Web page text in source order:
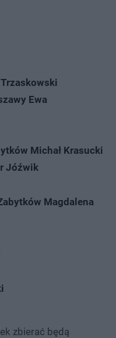
Ewa
Michał Krasucki
Jóźwik
Magdalena
zbierać będą